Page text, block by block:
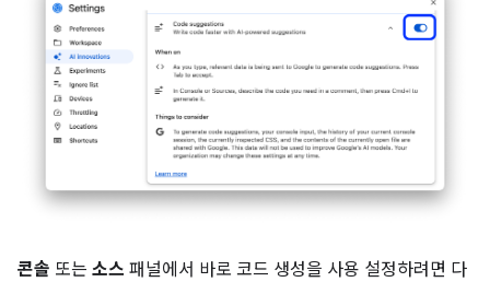
콘솔 또는 소스 패널에서 바로 코드 생성을 사용 설정하려면 다